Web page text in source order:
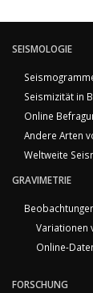
SEISMOLOGIE
Seismizität in
Online
Andere Arten
Weltweite
GRAVIMETRIE
Variationen
Online-
FORSCHUNG